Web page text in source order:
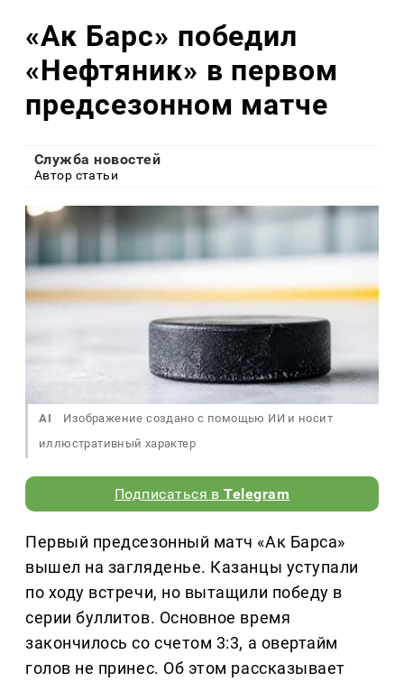
«Ак Барс» победил
«Нефтяник» в первом
предсезонном матче
Служба новостей
Автор статьи
AI
Изображение создано с помощью ИИ и носит
иллюстративный характер
Подписаться вTelegram
Первый предсезонный матч «Ак Барса»
вышел на загляденье. Казанцы уступали
по ходу встречи, но вытащили победу в
серии буллитов. Основное время
закончилось со счетом 3:3, а овертайм
голов не принес. Об этом рассказывает